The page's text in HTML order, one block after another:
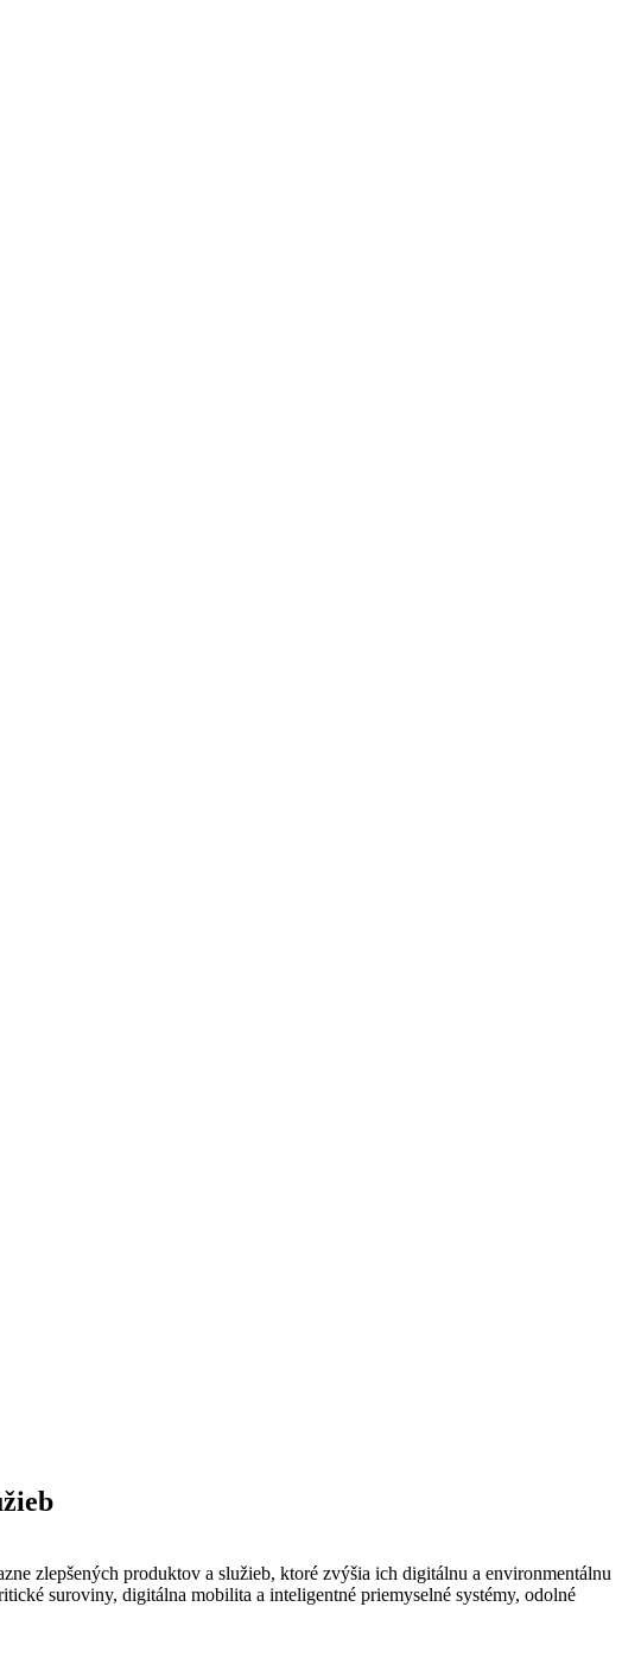
zlepšených produktov a služieb, ktoré zvýšia ich digitálnu a environmentálnu
suroviny, digitálna mobilita a inteligentné priemyselné systémy, odolné